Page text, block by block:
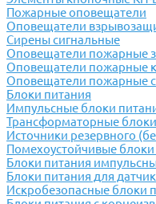
Пожарные оповещатели
Оповещатели
Сирены сигнальные
Оповещатели пожарные
Оповещатели пожарные
Оповещатели пожарные
Блоки питания
Импульсные блоки
Трансформаторные
Источники резервного
Помехоустойчивые блоки
Блоки питания
Блоки питания для
Искробезопасные блоки